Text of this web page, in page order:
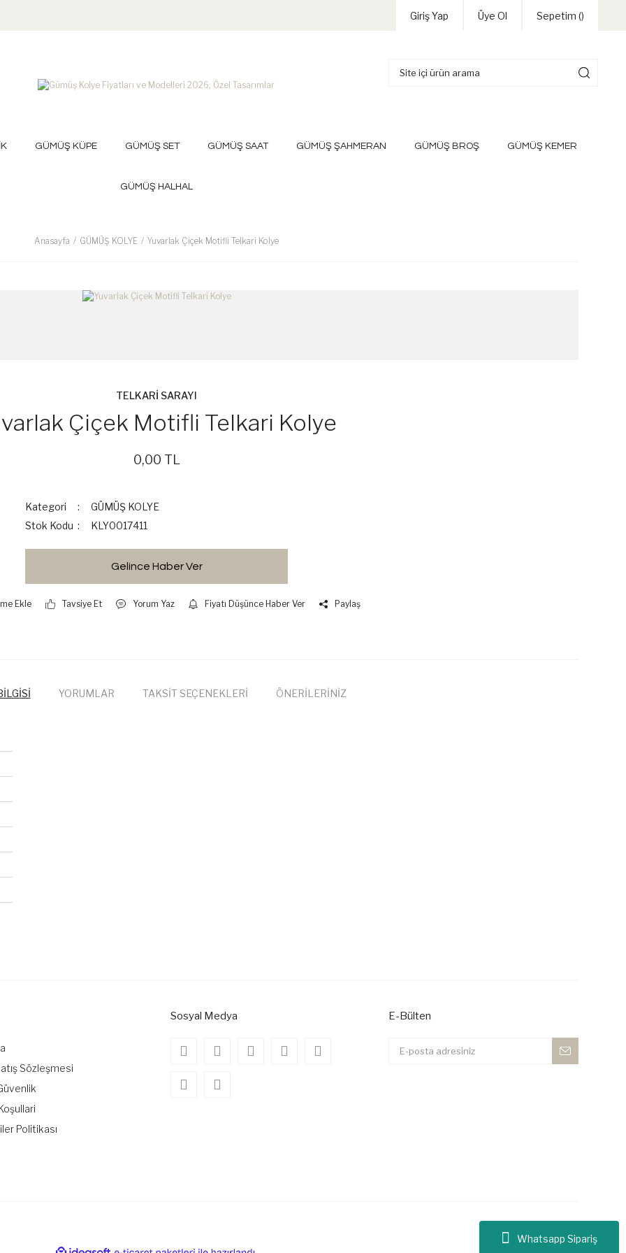
Whatsapp Sipariş
Giriş Yap Üye Ol Sepetim ()
GÜMÜŞ KÜPE GÜMÜŞ SET GÜMÜŞ SAAT GÜMÜŞ ŞAHMERAN GÜMÜŞ BROŞ GÜMÜŞ KEMER
GÜMÜŞ HALHAL
Anasayfa GÜMÜŞ KOLYE Yuvarlak Çiçek Motifli Telkari Kolye
TELKARİ SARAYI
Çiçek Motifli Telkari Kolye
0,00 TL
Kategori
GÜMÜŞ KOLYE
Stok Kodu
KLY0017411
Gelince Haber Ver
Tavsiye Et Yorum Yaz Fiyatı Düşünce Haber Ver Paylaş
YORUMLAR TAKSİT SEÇENEKLERİ ÖNERİLERİNİZ
Sözleşmesi
Politikası
Sosyal Medya E-Bülten